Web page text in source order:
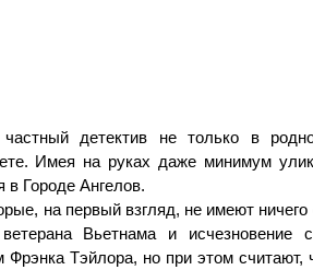
детектив не только в
Имея на руках даже минимум
в Городе Ангелов.
на первый взгляд, не имеют ничего
Вьетнама и исчезновение
Тэйлора, но при этом считают,